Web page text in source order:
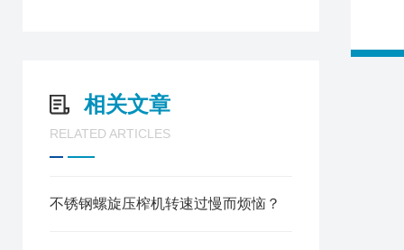
相关文章
RELATED ARTICLES
不锈钢螺旋压榨机转速过慢而烦恼？